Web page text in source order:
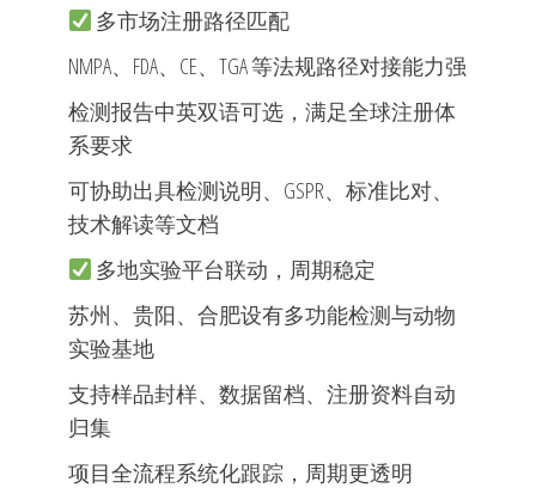
多市场注册路径匹配
NMPA、FDA、CE、TGA 等法规路径对接能力强
检测报告中英双语可选，满足全球注册体
系要求
可协助出具检测说明、GSPR、标准比对、
技术解读等文档
多地实验平台联动，周期稳定
苏州、贵阳、合肥设有多功能检测与动物
实验基地
支持样品封样、数据留档、注册资料自动
归集
项目全流程系统化跟踪，周期更透明